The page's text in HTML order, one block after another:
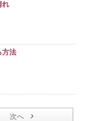
れ
方法
次へ